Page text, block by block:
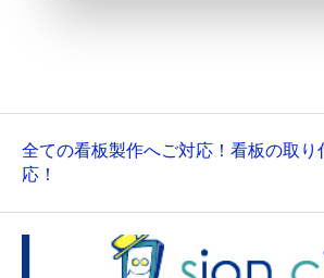
全ての看板製作へご対応！看板の取り
応！